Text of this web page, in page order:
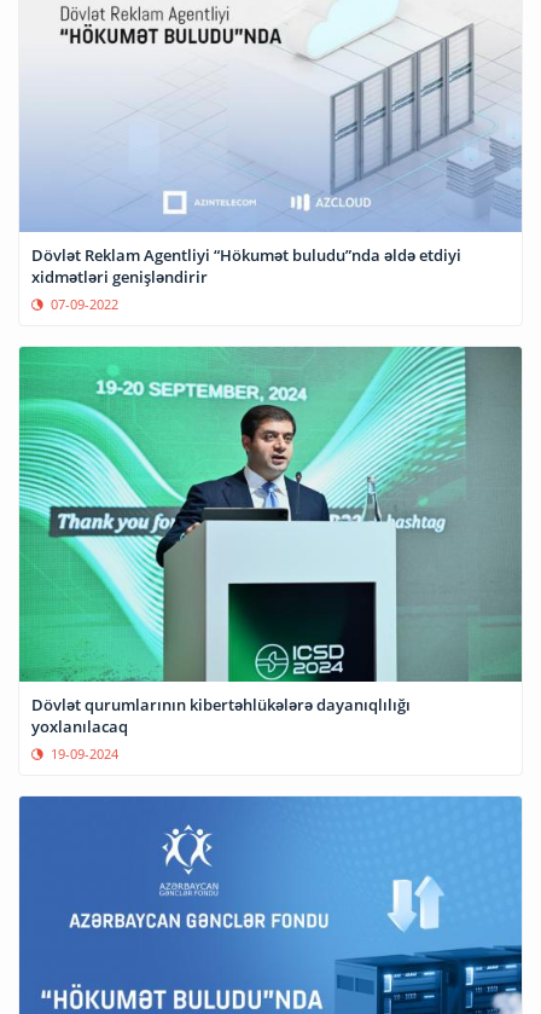
Dövlət Reklam Agentliyi “Hökumət buludu”nda əldə etdiyi
xidmətləri genişləndirir
07-09-2022
Dövlət qurumlarının kibertəhlükələrə dayanıqlılığı
yoxlanılacaq
19-09-2024